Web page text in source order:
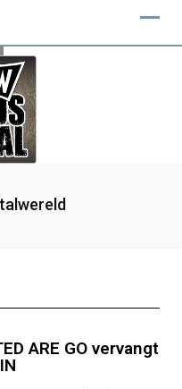
ARE GO vervangt